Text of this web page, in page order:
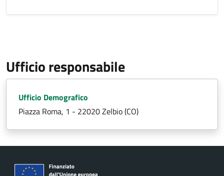
Ufficio responsabile
Ufficio Demografico
Piazza Roma, 1 - 22020 Zelbio (CO)